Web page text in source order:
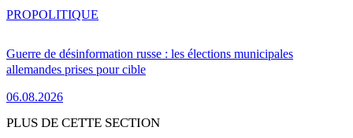
Guerre de désinformation russe : les élections municipales
allemandes prises pour cible
06.08.2026
PROPOLITIQUE
PLUS DE CETTE SECTION